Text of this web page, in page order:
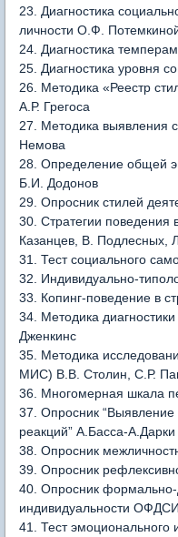
23. Диагностика
личности О.Ф.
24. Диагностика
25. Диагностика уровня
26. Методика «Реестр
А.Р. Грегоса
27. Методика выявления
Немова
28. Определение общей
Б.И. Додонов
29. Опросник стилей
30. Стратегии поведения
Казанцев, В. Подлесных,
31. Тест социального
32. Индивидуально-
33. Копинг-поведение в
34. Методика
Дженкинс
35. Методика
МИС) В.В. Столин, С.Р.
36. Многомерная шкала
37. Опросник
реакций” А.Басса-А.Дарки
38. Опросник
39. Опросник
40. Опросник формально-
индивидуальности
41. Тест эмоционального